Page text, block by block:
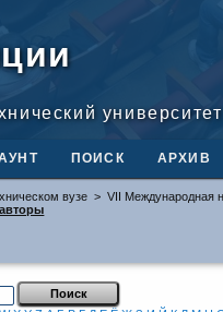
ПОИСК АРХИВ
вузе > VII Международная